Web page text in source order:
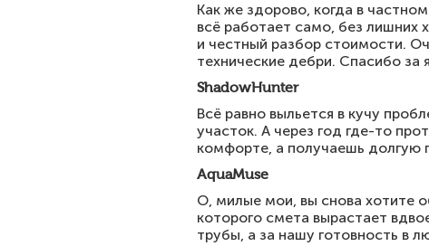
Как же здорово, когда в
всё работает само, без лишних
и честный разбор стоимости.
технические дебри. Спасибо за
ShadowHunter
Всё равно выльется в кучу
участок. А через год где-то
комфорте, а получаешь долгую
AquaMuse
О, милые мои, вы снова хотите
которого смета вырастает
трубы, а за нашу готовность в